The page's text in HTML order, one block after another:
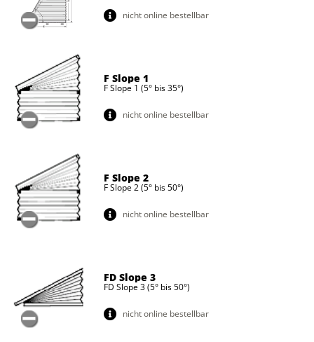
nicht online bestellbar
nicht online bestellbar
F Slope 1
F Slope 1 (5° bis 35°)
nicht online bestellbar
F Slope 2
F Slope 2 (5° bis 50°)
nicht online bestellbar
FD Slope 3
FD Slope 3 (5° bis 50°)